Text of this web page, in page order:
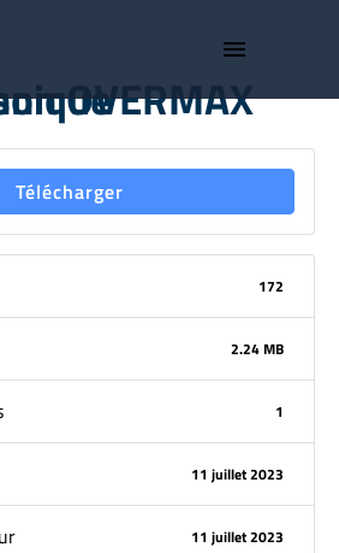
menu
OVERMAX
Télécharger
172
2.24 MB
1
11 juillet 2023
11 juillet 2023